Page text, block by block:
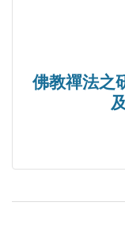
佛教禪法之